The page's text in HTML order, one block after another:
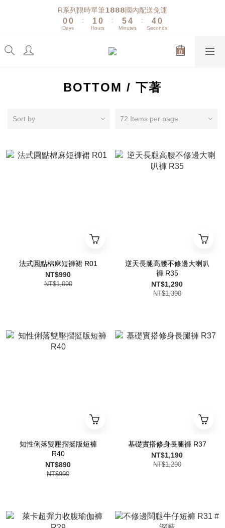
R系列限時單筆𝟭𝟴𝟴𝟴國內配送免運
1
0
1
0
Days
:
2
1
0
1
0
Hours
:
6
5
4
5
4
3
Minutes
:
5
4
3
1
0
Seconds
BOTTOM / 下著
Sort by 72 Items per page
法式圓點棉麻短褲裙 R01
NT$990
NT$1,090
逆天長腿高腰不修邊大喇叭
褲 R35
NT$1,290
NT$1,390
知性俐落雙壓摺挺版短褲
R40
NT$890
NT$990
基礎實搭修身長腿褲 R37
NT$1,190
NT$1,290